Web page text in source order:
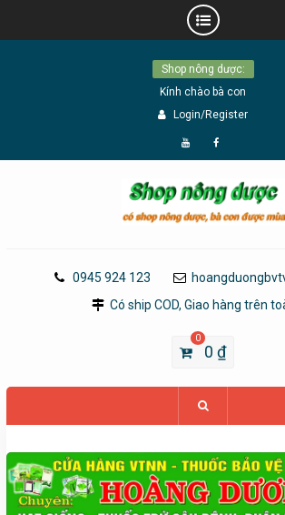
Shop nông dược:
Kính chào bà con
Login/Register
Đăng
YouTube
Page
0945 924 123
Có ship COD, Giao hàng trên
0
0₫